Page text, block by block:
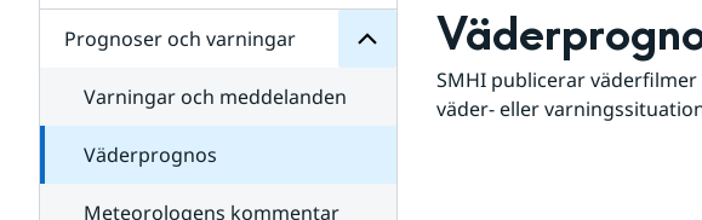
Prognoser och varningar
Varningar och meddelanden
Väderprognos
Meteorologens kommentar
SMHI publicerar
väder- eller